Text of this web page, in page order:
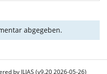
abgegeben.
by ILIAS (v9.20 2026-05-26)